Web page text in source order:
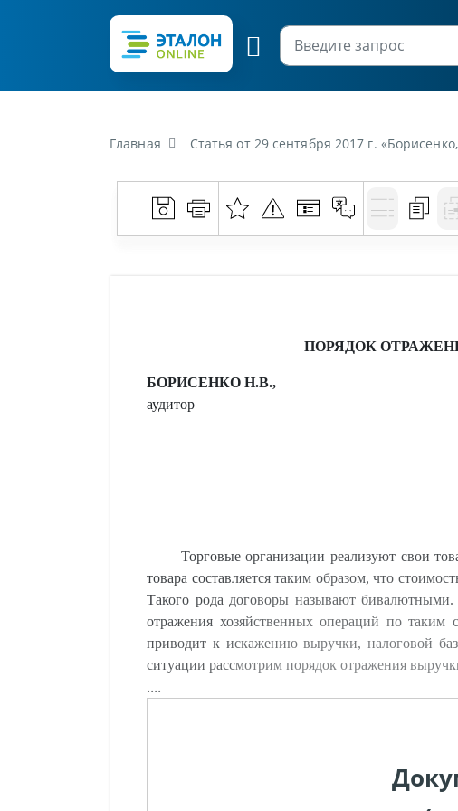
Главная Статья от 29 сентября 2017 г.
ПОРЯДОК
БОРИСЕНКО Н.В.,
аудитор
Торговые организации реализуют свои
товара составляется таким образом, что
Такого рода договоры называют
отражения хозяйственных операций по таким
приводит к искажению выручки, налоговой
ситуации рассмотрим порядок отражения
....